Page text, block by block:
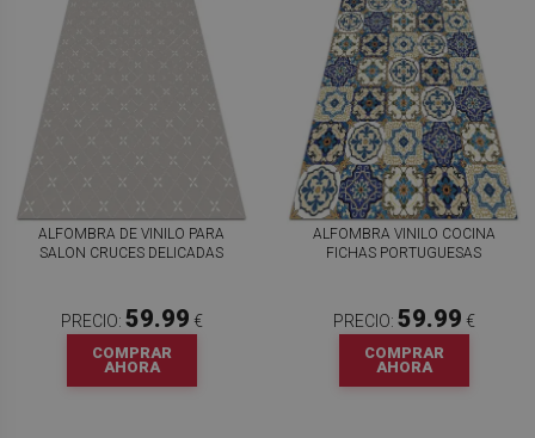
ALFOMBRA DE VINILO PARA
SALON CRUCES DELICADAS
PRECIO: 59.99 €
COMPRAR
AHORA
ALFOMBRA VINILO COCINA
FICHAS PORTUGUESAS
PRECIO: 59.99 €
COMPRAR
AHORA